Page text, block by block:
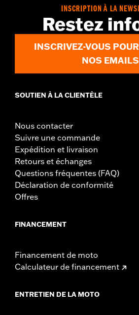
INSCRIPTION À LA
Restez
INSCRIVEZ-VOUS
NOS EMAILS
SOUTIEN À LA CLIENTÈLE
Nous contacter
Suivre une commande
Expédition et livraison
Retours et échanges
Questions fréquentes (FAQ)
Déclaration de conformité
Offres
FINANCEMENT
Financement de moto
Calculateur de financement
ENTRETIEN DE LA MOTO